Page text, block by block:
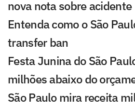
nova nota sobre acidente
Entenda como o São
transfer ban
Festa Junina do São
milhões abaixo do
São Paulo mira receita